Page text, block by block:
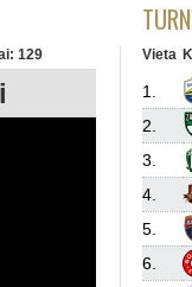
129 Vieta
1.
2.
3.
4.
5.
6.